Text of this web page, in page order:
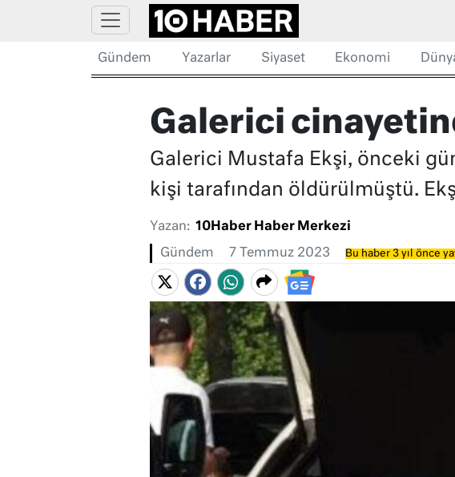
Gündem Yazarlar Siyaset Ekonomi
Galerici
Galerici Mustafa Ekşi, önceki
kişi tarafından öldürülmüştü.
Yazan: 10Haber Haber Merkezi
Gündem 7 Temmuz 2023 Bu haber 3 yıl önce